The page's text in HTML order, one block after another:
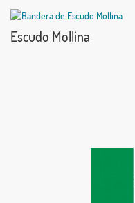
Escudo Mollina